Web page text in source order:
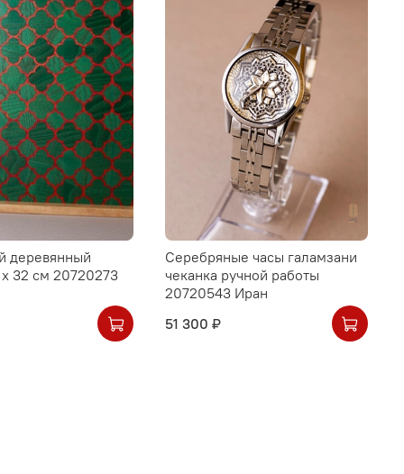
деревянный
32 см 20720273
Серебряные часы галамзани
чеканка ручной работы
20720543 Иран
51 300 ₽